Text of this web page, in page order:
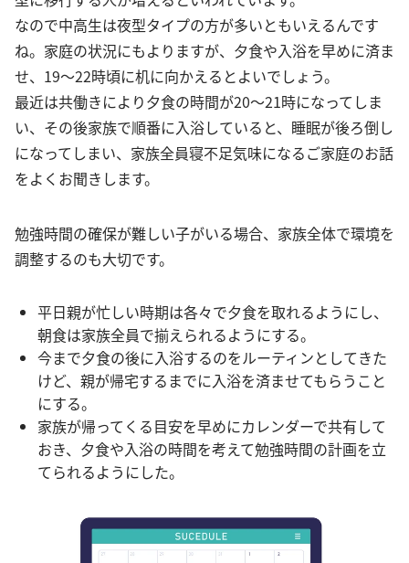
なので中高生は夜型タイプの方が多いともいえるんです
ね。家庭の状況にもよりますが、夕食や入浴を早めに済ま
せ、19～22時頃に机に向かえるとよいでしょう。
最近は共働きにより夕食の時間が20～21時になってしま
い、その後家族で順番に入浴していると、睡眠が後ろ倒し
になってしまい、家族全員寝不足気味になるご家庭のお話
をよくお聞きします。
勉強時間の確保が難しい子がいる場合、家族全体で環境を
調整するのも大切です。
平日親が忙しい時期は各々で夕食を取れるようにし、
朝食は家族全員で揃えられるようにする。
今まで夕食の後に入浴するのをルーティンとしてきた
けど、親が帰宅するまでに入浴を済ませてもらうこと
にする。
家族が帰ってくる目安を早めにカレンダーで共有して
おき、夕食や入浴の時間を考えて勉強時間の計画を立
てられるようにした。